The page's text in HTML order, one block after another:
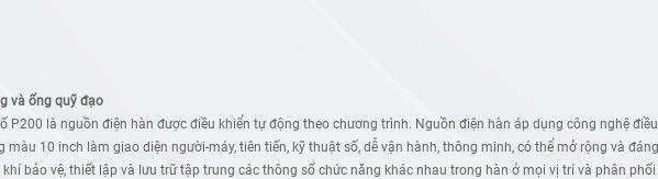
và ống quỹ đạo
P200 là nguồn điện hàn được điều khiển tự động theo chương trình. Nguồn điện hàn áp dụng công nghệ
màu 10 inch làm giao diện người-máy, tiên tiến, kỹ thuật số, dễ vận hành, thông minh, có thể mở rộng và
bảo vệ, thiết lập và lưu trữ tập trung các thông số chức năng khác nhau trong hàn ở mọi vị trí và phân